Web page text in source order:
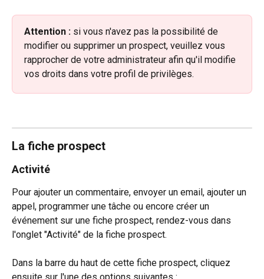
Attention : si vous n'avez pas la possibilité de
modifier ou supprimer un prospect, veuillez vous
rapprocher de votre administrateur afin qu'il modifie
vos droits dans votre profil de privilèges.
La fiche prospect
Activité
Pour ajouter un commentaire, envoyer un email, ajouter un
appel, programmer une tâche ou encore créer un
événement sur une fiche prospect, rendez-vous dans
l'onglet "Activité" de la fiche prospect.
Dans la barre du haut de cette fiche prospect, cliquez